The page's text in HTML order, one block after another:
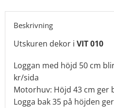
Beskrivning
Utskuren dekor iVIT 010
Loggan med höjd 50 cm
kr/sida
Motorhuv: Höjd 43 cm ger
Logga bak 35 på höjden